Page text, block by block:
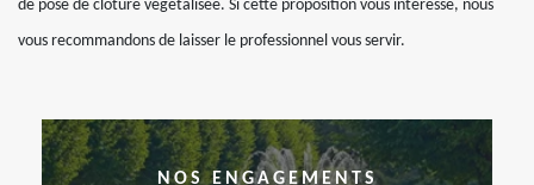
de pose de clôture végétalisée. Si cette proposition vous intéresse, nous
vous recommandons de laisser le professionnel vous servir.
NOS ENGAGEMENTS